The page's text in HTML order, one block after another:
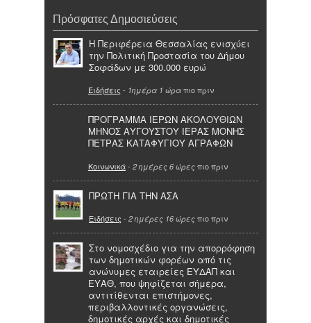
Πρόσφατες Δημοσιεύσεις
Η Περιφέρεια Θεσσαλίας ενισχύει
την Πολιτική Προστασία του Δήμου
Σοφάδων με 300.000 ευρώ
Ειδήσεις - 1ημέρα 1 ώρα πιο πριν
ΠΡΟΓΡΑΜΜΑ ΙΕΡΩΝ ΑΚΟΛΟΥΘΙΩΝ
ΜΗΝΟΣ ΑΥΓΟΥΣΤΟΥ ΙΕΡΑΣ ΜΟΝΗΣ
ΠΕΤΡΑΣ ΚΑΤΑΦΥΓΙΟΥ ΑΓΡΑΦΩΝ
Κοινωνικά- 2 ημέρες 6 ώρες πιο πριν
ΠΡΩΤΗ ΓΙΑ ΤΗΝ ΑΣΑ
Ειδήσεις - 2 ημέρες 16 ώρες πιο πριν
Στο νομοσχέδιο για την απορρόφηση
των δημοτικών φορέων από τις
ανώνυμες εταιρείες ΕΥΔΑΠ και
ΕΥΑΘ, που ψηφίζεται σήμερα,
αντιτίθενται επιστήμονες,
περιβαλλοντικές οργανώσεις,
δημοτικές αρχές και δημοτικές